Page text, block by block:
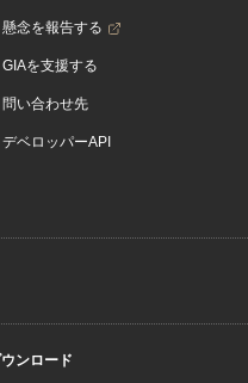
懸念を報告する
GIAを支援する
問い合わせ先
デベロッパーAPI
ンロード